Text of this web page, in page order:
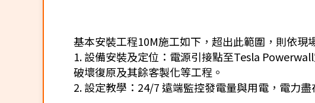
基本安裝工程10M施工如下，超出此範圍，則依現
1. 設備安裝及定位：電源引接點至Tesla
破壞復原及其餘客製化等工程。
2. 設定教學：24/7 遠端監控發電量與用電，電力盡